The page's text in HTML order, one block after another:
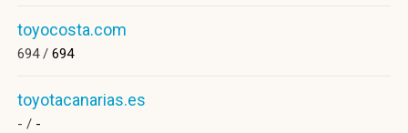
toyocosta.com
694 / 694
toyotacanarias.es
- / -